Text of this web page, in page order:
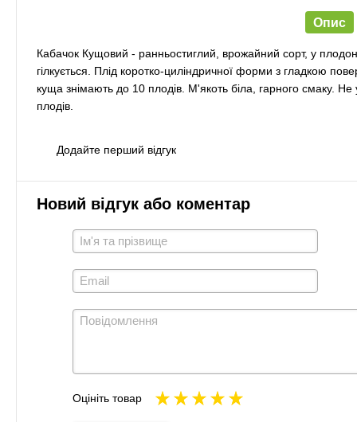
Опис
Кабачок Кущовий - ранньостиглий, врожайний сорт, у
гілкується. Плід коротко-циліндричної форми з гладкою
куща знімають до 10 плодів. М'якоть біла, гарного смаку.
плодів.
Додайте перший відгук
Новий відгук або коментар
Оцініть товар